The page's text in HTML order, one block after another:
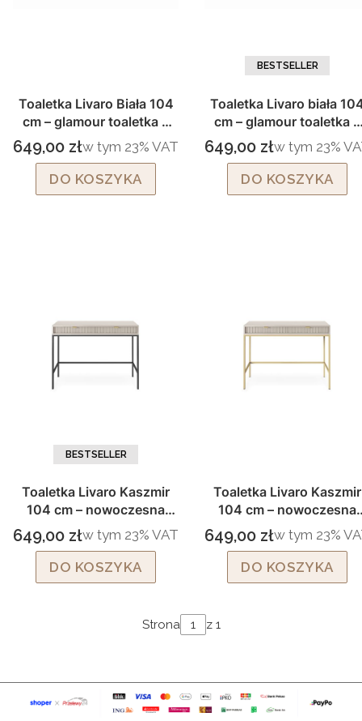
Toaletka Livaro Biała 104
cm – glamour toaletka z
szufladami i złotymi
nogami
Cena brutto
649,00 złw tym %s VAT
w tym 23% VAT
DO KOSZYKA
BESTSELLER
Toaletka Livaro biała
cm – glamour toaletka z
szufladami i czarnymi
nogami
Cena brutto
649,00 złw tym %s VAT
w tym 23%
DO KOSZYKA
BESTSELLER
Toaletka Livaro Kaszmir
104 cm – nowoczesna
toaletka z szufladami i
czarnymi nogami
Cena brutto
649,00 złw tym %s VAT
w tym 23% VAT
DO KOSZYKA
Toaletka Livaro Kaszmir
104 cm – nowoczesna
konsola z szufladami i
złotymi nogami
Cena brutto
649,00 złw tym %s VAT
w tym 23%
DO KOSZYKA
Strona z 1